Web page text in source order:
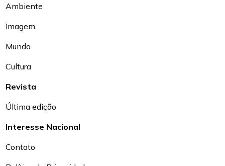
Ambiente
Imagem
Mundo
Cultura
Revista
Última edição
Interesse Nacional
Contato